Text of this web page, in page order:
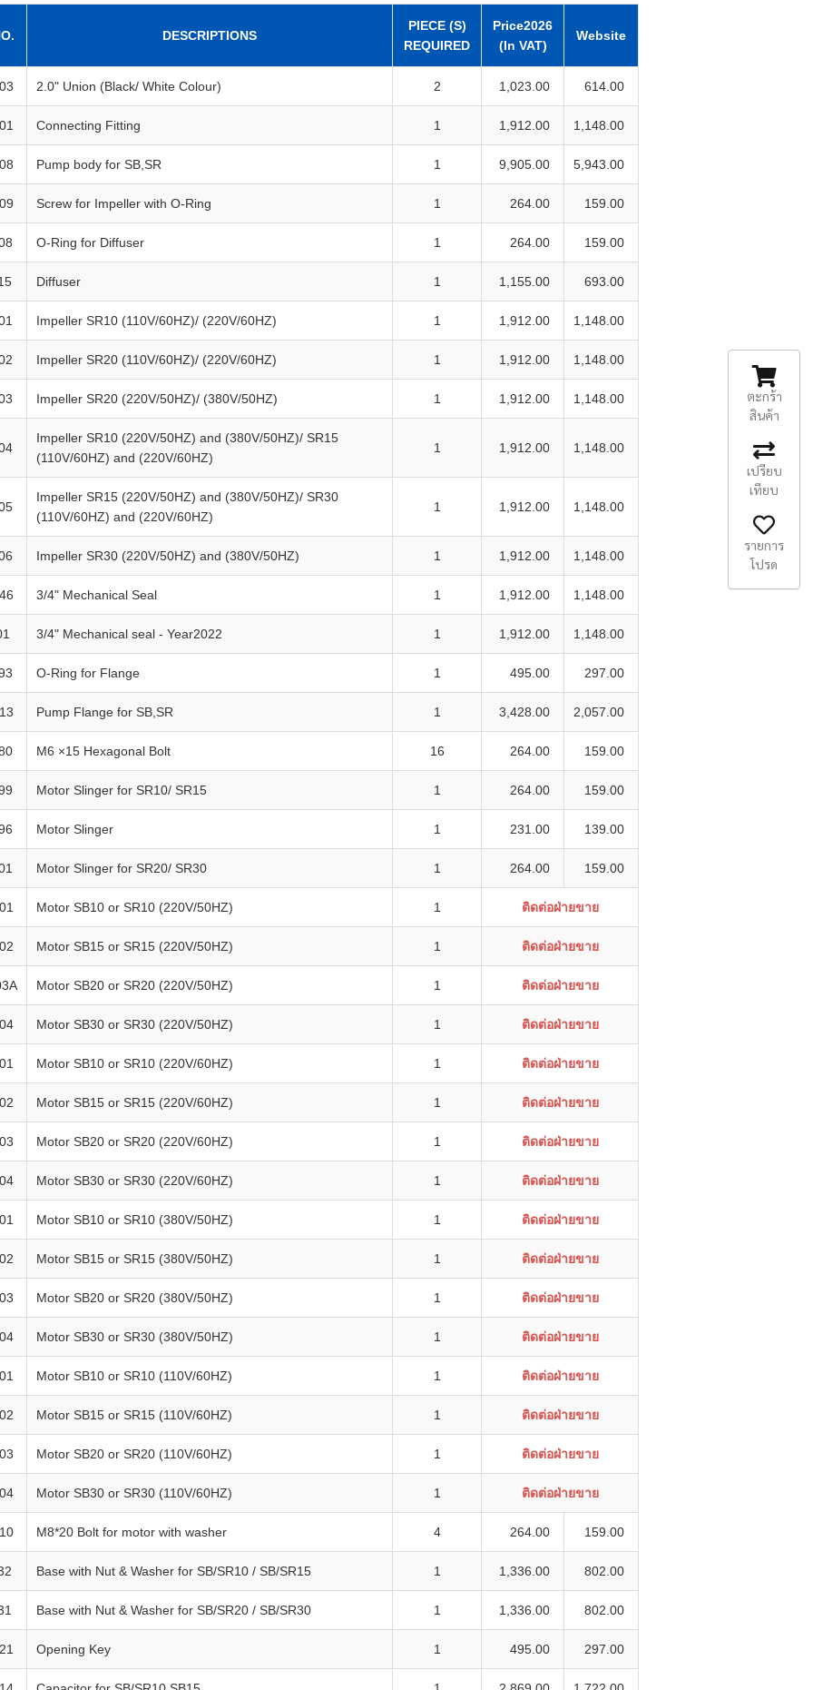
DESCRIPTIONS
PIECE (S)
REQUIRED
Price2026
(In VAT)
Website
2.0" Union (Black/ White Colour) 2 1,023.00 614.00
Connecting Fitting 1 1,912.00 1,148.00
Pump body for SB,SR 1 9,905.00 5,943.00
Screw for Impeller with O-Ring 1 264.00 159.00
O-Ring for Diffuser 1 264.00 159.00
Diffuser 1 1,155.00 693.00
Impeller SR10 (110V/60HZ)/ (220V/60HZ) 1 1,912.00 1,148.00
Impeller SR20 (110V/60HZ)/ (220V/60HZ) 1 1,912.00 1,148.00
Impeller SR20 (220V/50HZ)/ (380V/50HZ) 1 1,912.00 1,148.00
Impeller SR10 (220V/50HZ) and (380V/50HZ)/ SR15
(110V/60HZ) and (220V/60HZ)
1 1,912.00 1,148.00
Impeller SR15 (220V/50HZ) and (380V/50HZ)/ SR30
(110V/60HZ) and (220V/60HZ)
1 1,912.00 1,148.00
Impeller SR30 (220V/50HZ) and (380V/50HZ) 1 1,912.00 1,148.00
3/4" Mechanical Seal 1 1,912.00 1,148.00
3/4" Mechanical seal - Year2022 1 1,912.00 1,148.00
O-Ring for Flange 1 495.00 297.00
Pump Flange for SB,SR 1 3,428.00 2,057.00
M6 ×15 Hexagonal Bolt 16 264.00 159.00
Motor Slinger for SR10/ SR15 1 264.00 159.00
Motor Slinger 1 231.00 139.00
Motor Slinger for SR20/ SR30 1 264.00 159.00
Motor SB10 or SR10 (220V/50HZ) 1 ติดต่อฝ่ายขาย
Motor SB15 or SR15 (220V/50HZ) 1 ติดต่อฝ่ายขาย
Motor SB20 or SR20 (220V/50HZ) 1 ติดต่อฝ่ายขาย
Motor SB30 or SR30 (220V/50HZ) 1 ติดต่อฝ่ายขาย
Motor SB10 or SR10 (220V/60HZ) 1 ติดต่อฝ่ายขาย
Motor SB15 or SR15 (220V/60HZ) 1 ติดต่อฝ่ายขาย
Motor SB20 or SR20 (220V/60HZ) 1 ติดต่อฝ่ายขาย
Motor SB30 or SR30 (220V/60HZ) 1 ติดต่อฝ่ายขาย
Motor SB10 or SR10 (380V/50HZ) 1 ติดต่อฝ่ายขาย
Motor SB15 or SR15 (380V/50HZ) 1 ติดต่อฝ่ายขาย
Motor SB20 or SR20 (380V/50HZ) 1 ติดต่อฝ่ายขาย
Motor SB30 or SR30 (380V/50HZ) 1 ติดต่อฝ่ายขาย
Motor SB10 or SR10 (110V/60HZ) 1 ติดต่อฝ่ายขาย
Motor SB15 or SR15 (110V/60HZ) 1 ติดต่อฝ่ายขาย
Motor SB20 or SR20 (110V/60HZ) 1 ติดต่อฝ่ายขาย
Motor SB30 or SR30 (110V/60HZ) 1 ติดต่อฝ่ายขาย
M8*20 Bolt for motor with washer 4 264.00 159.00
Base with Nut & Washer for SB/SR10 / SB/SR15 1 1,336.00 802.00
Base with Nut & Washer for SB/SR20 / SB/SR30 1 1,336.00 802.00
Opening Key 1 495.00 297.00
ตะกร้า
สินค้า
เปรียบ
เทียบ
รายการ
โปรด